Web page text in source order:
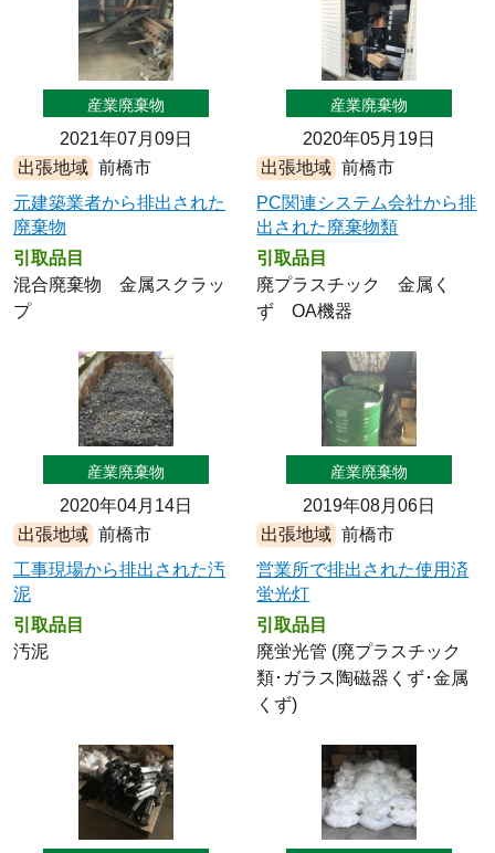
産業廃棄物
2021年07月09日
出張地域 前橋市
元建築業者から排出された
廃棄物
引取品目
混合廃棄物 金属スクラッ
プ
産業廃棄物
2020年05月19日
出張地域 前橋市
PC関連システム会社から排
出された廃棄物類
引取品目
廃プラスチック 金属く
ず OA機器
産業廃棄物
2020年04月14日
出張地域 前橋市
工事現場から排出された汚
泥
引取品目
汚泥
産業廃棄物
2019年08月06日
出張地域 前橋市
営業所で排出された使用済
蛍光灯
引取品目
廃蛍光管 (廃プラスチック
類･ガラス陶磁器くず･金属
くず)